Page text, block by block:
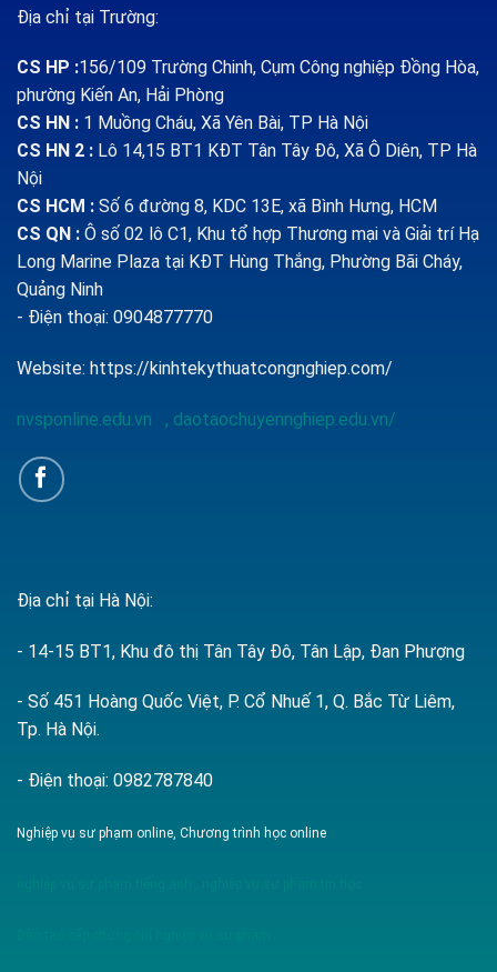
Địa chỉ tại Trường:
CS HP :156/109 Trường Chinh, Cụm Công nghiệp Đồng Hòa,
phường Kiến An, Hải Phòng
CS HN : 1 Muồng Cháu, Xã Yên Bài, TP Hà Nội
CS HN 2 : Lô 14,15 BT1 KĐT Tân Tây Đô, Xã Ô Diên, TP Hà
Nội
CS HCM : Số 6 đường 8, KDC 13E, xã Bình Hưng, HCM
CS QN : Ô số 02 lô C1, Khu tổ hợp Thương mại và Giải trí Hạ
Long Marine Plaza tại KĐT Hùng Thắng, Phường Bãi Cháy,
Quảng Ninh
- Điện thoại: 0904877770
Website: https://kinhtekythuatcongnghiep.com/
nvsponline.edu.vn , daotaochuyennghiep.edu.vn/
Địa chỉ tại Hà Nội:
- 14-15 BT1, Khu đô thị Tân Tây Đô, Tân Lập, Đan Phượng
- Số 451 Hoàng Quốc Việt, P. Cổ Nhuế 1, Q. Bắc Từ Liêm,
Tp. Hà Nội.
- Điện thoại: 0982787840
Nghiệp vụ sư phạm online, Chương trình học online